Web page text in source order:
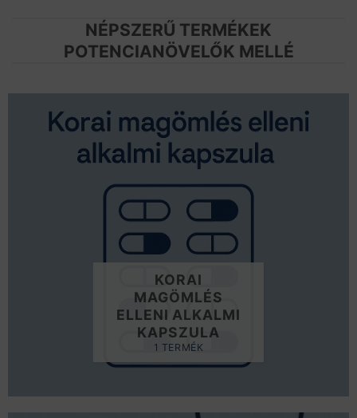
NÉPSZERŰ TERMÉKEK
POTENCIANÖVELŐK MELLÉ
KORAI
MAGÖMLÉS
ELLENI ALKALMI
KAPSZULA
1 TERMÉK